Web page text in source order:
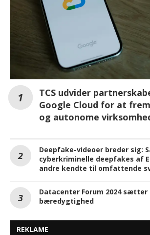
TCS udvider
Google Cloud for at
og autonome
Deepfake-videoer breder sig:
cyberkriminelle deepfakes af
andre kendte til omfattende
Datacenter Forum 2024 sætter
bæredygtighed
REKLAME